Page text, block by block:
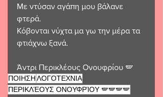
Με ντύσαν αγάπη μου βάλανε
φτερά.
Κόβονται νύχτα μα γω την μέρα τα
φτιάχνω ξανά.
Άντρι Περικλέους Ονουφρίου 🪽
ΠΟΙΗΣΗΛΟΓΟΤΕΧΝΙΑ
ΠΕΡΙΚΛΈΟΥΣ ΟΝΟΥΦΡΊΟΥ 🪽🪽🪽🪽